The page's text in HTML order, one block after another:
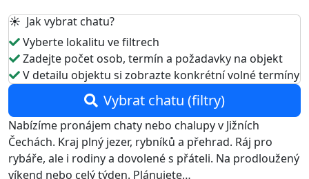
☀️ Jak vybrat chatu?
Vyberte lokalitu ve filtrech
Zadejte počet osob, termín a požadavky na objekt
V detailu objektu si zobrazte konkrétní volné termíny
Vybrat chatu (filtry)
Nabízíme pronájem chaty nebo chalupy v Jižních
Čechách. Kraj plný jezer, rybníků a přehrad. Ráj pro
rybáře, ale i rodiny a dovolené s přáteli. Na prodloužený
víkend nebo celý týden. Plánujete…